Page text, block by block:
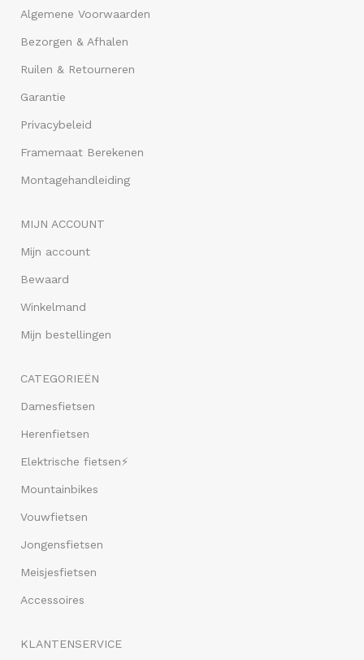
Algemene Voorwaarden
Bezorgen & Afhalen
Ruilen & Retourneren
Garantie
Privacybeleid
Framemaat Berekenen
Montagehandleiding
MIJN ACCOUNT
Mijn account
Bewaard
Winkelmand
Mijn bestellingen
CATEGORIEËN
Damesfietsen
Herenfietsen
Elektrische fietsen⚡
Mountainbikes
Vouwfietsen
Jongensfietsen
Meisjesfietsen
Accessoires
KLANTENSERVICE